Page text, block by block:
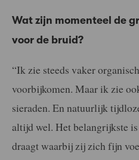
Wat zijn momenteel de
voor de bruid?
“Ik zie steeds vaker
voorbijkomen. Maar ik zie
sieraden. En natuurlijk
altijd wel. Het belangrijkste
draagt waarbij zij zich fijn